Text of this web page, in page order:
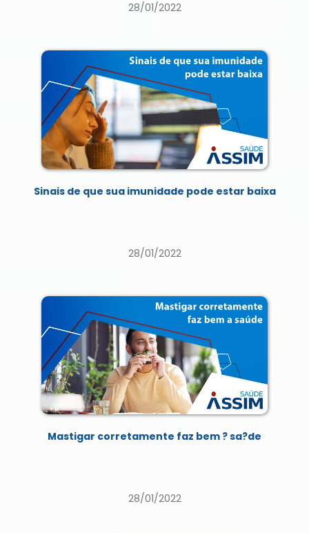
28/01/2022
Sinais de que sua imunidade pode estar baixa
28/01/2022
Mastigar corretamente faz bem ? sa?de
28/01/2022